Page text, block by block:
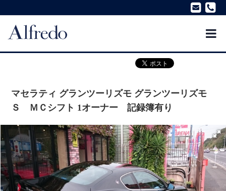
マセラティ グランツーリズモ グランツーリズモ
Ｓ ＭＣシフト 1オーナー 記録簿有り